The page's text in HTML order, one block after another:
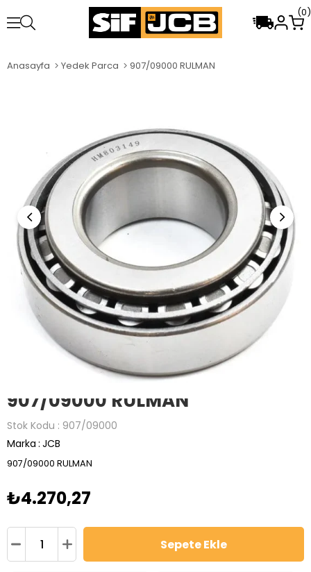
0
Anasayfa Yedek Parca 907/09000 RULMAN
907/09000 RULMAN
Stok Kodu
907/09000
Marka : JCB
907/09000 RULMAN
₺4.270,27